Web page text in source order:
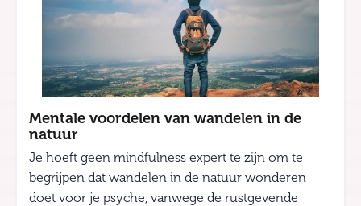
Mentale voordelen van wandelen in de
natuur
Je hoeft geen mindfulness expert te zijn om te
begrijpen dat wandelen in de natuur wonderen
doet voor je psyche, vanwege de rustgevende